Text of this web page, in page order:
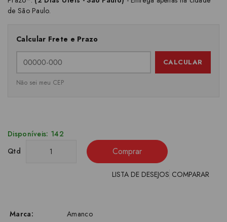
de São Paulo.
Calcular Frete e Prazo
CALCULAR
Não sei meu CEP
Disponíveis: 142
Qtd
Comprar
LISTA DE DESEJOS COMPARAR
Marca:
Amanco